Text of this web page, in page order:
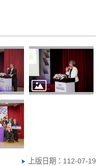
上版日期：112-07-19